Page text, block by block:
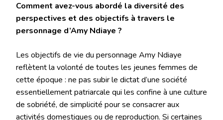
Comment avez-vous abordé la diversité des
perspectives et des objectifs à travers le
personnage d’Amy Ndiaye ?
Les objectifs de vie du personnage Amy Ndiaye
reflètent la volonté de toutes les jeunes femmes de
cette époque : ne pas subir le dictat d’une société
essentiellement patriarcale qui les confine à une culture
de sobriété, de simplicité pour se consacrer aux
activités domestiques ou de reproduction. Si certaines